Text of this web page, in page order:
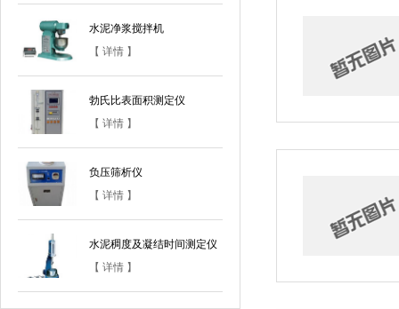
水泥净浆搅拌机
【 详情 】
勃氏比表面积测定仪
【 详情 】
负压筛析仪
【 详情 】
水泥稠度及凝结时间测定仪
【 详情 】